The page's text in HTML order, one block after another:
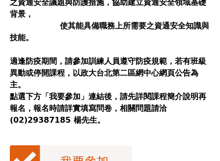
之資通安全議題與防護措施，協助建立資通安全領域基礎
背景，
使其能具備職務上所需要之資通安全知識與
技能。
適逢防疫期間，請參加訓練人員遵守防疫規範，若有班級
異動或停開課程，以政大台北第二區網中心網頁公告為
主。
點選下方「我要參加」連結後，請先詳閱課程簡介說明再
報名，報名時請詳實填寫問卷，相關問題請洽
(02)29387185 楊先生。